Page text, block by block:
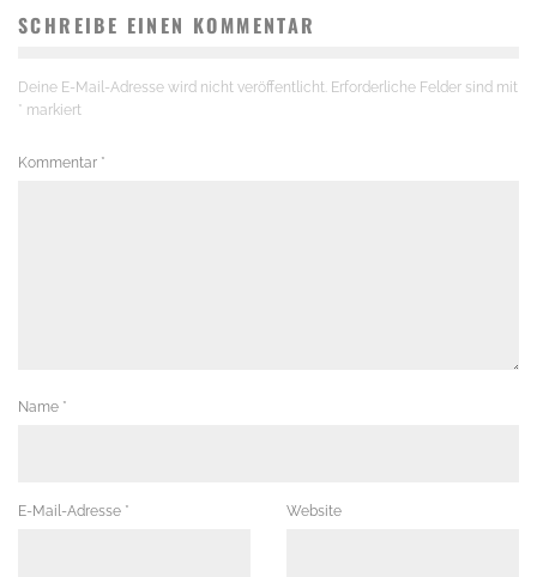
SCHREIBE EINEN KOMMENTAR
Deine E-Mail-Adresse wird nicht veröffentlicht. Erforderliche Felder sind mit
* markiert
Kommentar *
Name *
E-Mail-Adresse * Website